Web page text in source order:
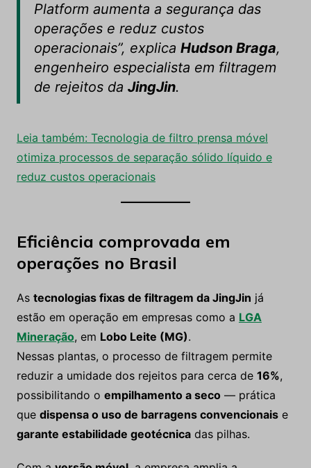
Platform aumenta a segurança das
operações e reduz custos
operacionais”, explica Hudson Braga,
engenheiro especialista em filtragem
de rejeitos da JingJin.
Leia também: Tecnologia de filtro prensa móvel
otimiza processos de separação sólido líquido e
reduz custos operacionais
Eficiência comprovada em
operações no Brasil
As tecnologias fixas de filtragem da JingJin já
estão em operação em empresas como a LGA
Mineração, em Lobo Leite (MG).
Nessas plantas, o processo de filtragem permite
reduzir a umidade dos rejeitos para cerca de 16%,
possibilitando o empilhamento a seco— prática
que dispensa o uso de barragens convencionaise
garante estabilidade geotécnicadas pilhas.